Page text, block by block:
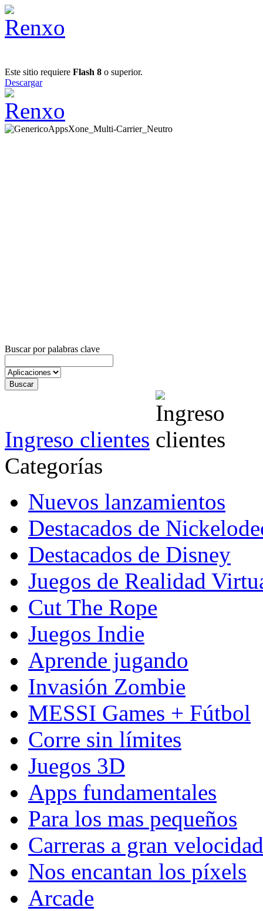
Este sitio requiere Flash 8 o superior.
Descargar
Buscar por palabras clave
Ingreso clientes
Categorías
Nuevos lanzamientos
Destacados de
Destacados de Disney
Juegos de Realidad
Cut The Rope
Juegos Indie
Aprende jugando
Invasión Zombie
MESSI Games + Fútbol
Corre sin límites
Juegos 3D
Apps fundamentales
Para los mas pequeños
Carreras a gran velocidad
Nos encantan los píxels
Arcade